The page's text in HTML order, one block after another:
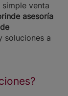
venta
asesoría
soluciones a